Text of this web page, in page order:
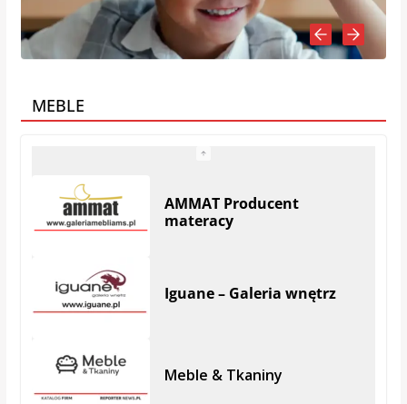
MEBLE
Iguane – Galeria wnętrz
Meble & Tkaniny
SOFA Meble